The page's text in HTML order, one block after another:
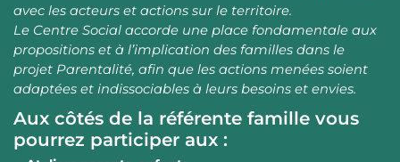
avec les acteurs et actions sur le territoire.
Le Centre Social accorde une place fondamentale aux
propositions et à l’implication des familles dans le
projet Parentalité, afin que les actions menées soient
adaptées et indissociables à leurs besoins et envies.
Aux côtés de la référente famille vous
pourrez participer aux :